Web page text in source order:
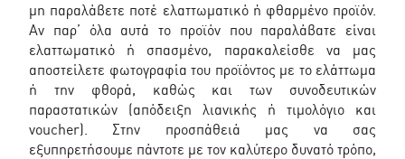
μη παραλάβετε ποτέ ελαττωματικό ή φθαρμένο προϊόν.
Αν παρ’ όλα αυτά το προϊόν που παραλάβατε είναι
ελαττωματικό ή σπασμένο, παρακαλείσθε να μας
αποστείλετε φωτογραφία του προϊόντος με το ελάττωμα
ή την φθορά, καθώς και των συνοδευτικών
παραστατικών (απόδειξη λιανικής ή τιμολόγιο και
voucher). Στην προσπάθειά μας να σας
εξυπηρετήσουμε πάντοτε με τον καλύτερο δυνατό τρόπο,